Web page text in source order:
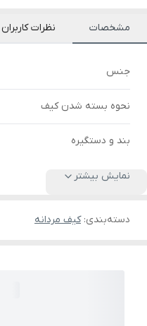
مشخصات نظرات کاربران
جنس
نحوه بسته شدن کیف
بند و دستگیره
نمایش بیشتر
دسته‌بندی:کیف مردانه